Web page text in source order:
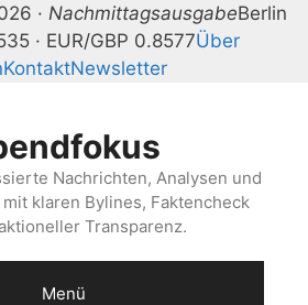
· NachmittagsausgabeBerlin
· EUR/GBP 0.8577Über
KontaktNewsletter
Nachrichten, Analysen und
klaren Bylines, Faktencheck
Transparenz.
Menü